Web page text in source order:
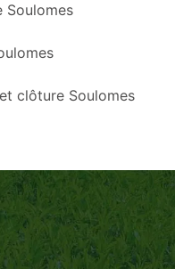
Soulomes
clôture Soulomes